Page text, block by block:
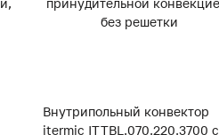
Внутрипольный конвектор
itermic ITTBL.070.220.3700 с